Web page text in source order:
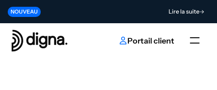
NOUVEAU Lire la suite
Version 2026.06 - Intégrer la Data Observability au cœur de votre
NOUVEAUContribuez à l'avenir de l'innovation en matière d'IA et de données
Portail client